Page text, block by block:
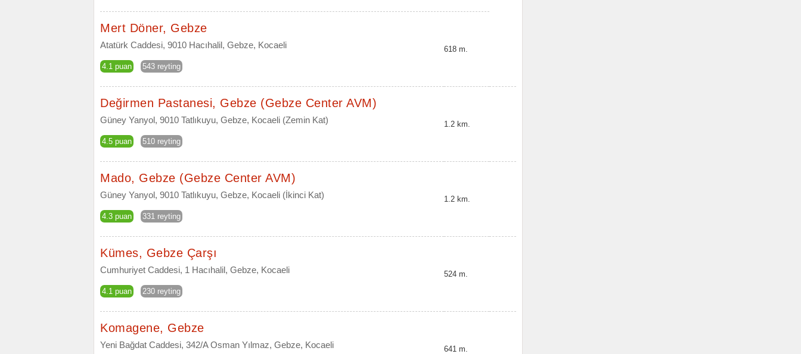
Mert Döner, Gebze
Atatürk Caddesi, 9010 Hacıhalil, Gebze, Kocaeli
4.1 puan 543 reyting
618 m.
Değirmen Pastanesi, Gebze (Gebze Center AVM)
Güney Yanyol, 9010 Tatlıkuyu, Gebze, Kocaeli (Zemin Kat)
4.5 puan 510 reyting
1.2 km.
Mado, Gebze (Gebze Center AVM)
Güney Yanyol, 9010 Tatlıkuyu, Gebze, Kocaeli (İkinci Kat)
4.3 puan 331 reyting
1.2 km.
Kümes, Gebze Çarşı
Cumhuriyet Caddesi, 1 Hacıhalil, Gebze, Kocaeli
4.1 puan 230 reyting
524 m.
Komagene, Gebze
Yeni Bağdat Caddesi, 342/A Osman Yılmaz, Gebze, Kocaeli 641 m.